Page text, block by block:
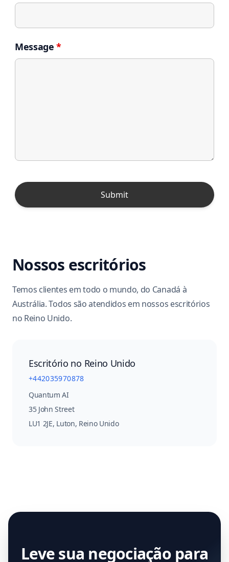
Message*
Nossos escritórios
Temos clientes em todo o mundo, do Canadá à
Austrália. Todos são atendidos em nossos escritórios
no Reino Unido.
Escritório no Reino Unido
+442035970878
Quantum AI
35 John Street
LU1 2JE, Luton, Reino Unido
Leve sua negociação para